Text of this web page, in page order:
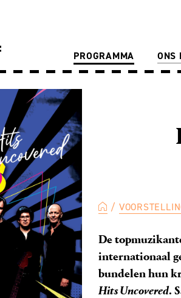
PROGRAMMA ONS
De
internationaal
bundelen hun
Hits Uncovered.